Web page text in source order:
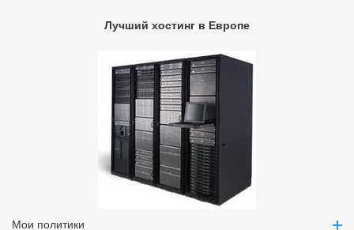
Лучший хостинг в Европе
Мои политики